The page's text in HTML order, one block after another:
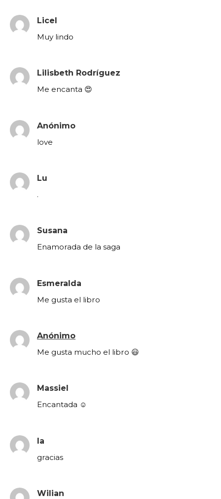
Licel
Muy lindo
Lilisbeth Rodríguez
Me encanta 😍
Anónimo
love
Lu
.
Susana
Enamorada de la saga
Esmeralda
Me gusta el libro
Anónimo
Me gusta mucho el libro 😃
Massiel
Encantada ☺️
la
gracias
Wilian